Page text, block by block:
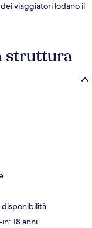
viaggiatori lodano il
struttura
disponibilità
18 anni